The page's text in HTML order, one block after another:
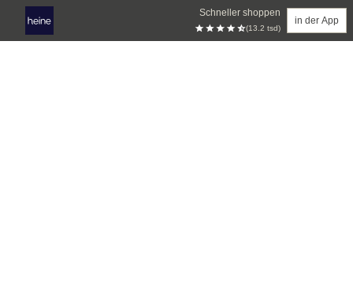
Schneller shoppen
(13.2 tsd)
in der App